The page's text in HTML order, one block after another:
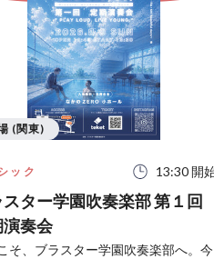
ック 13:30 開
スター学園吹奏楽部 第１回
演奏会
そ、ブラスター学園吹奏楽部へ。今
(関東)